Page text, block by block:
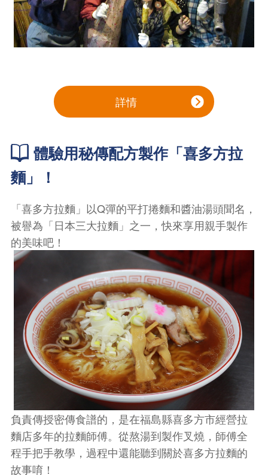
詳情
體驗用秘傳配方製作「喜多方拉
麵」！
「喜多方拉麵」以Q彈的平打捲麵和醬油湯頭聞名，
被譽為「日本三大拉麵」之一，快來享用親手製作
的美味吧！
負責傳授密傳食譜的，是在福島縣喜多方市經營拉
麵店多年的拉麵師傅。從熬湯到製作叉燒，師傅全
程手把手教學，過程中還能聽到關於喜多方拉麵的
故事唷！